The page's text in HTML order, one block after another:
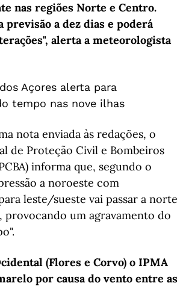
nas regiões Norte e Centro.
previsão a dez dias e poderá
alerta a meteorologista
Açores alerta para
tempo nas nove ilhas
nota enviada às redações, o
de Proteção Civil e Bombeiros
informa que, segundo o
a noroeste com
leste/sueste vai passar a norte
provocando um agravamento do
(Flores e Corvo) o IPMA
por causa do vento entre as